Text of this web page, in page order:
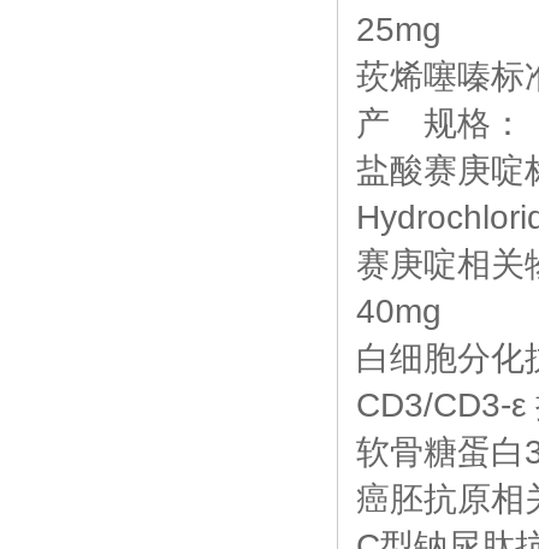
25mg
莰烯噻嗪
产 规格
盐酸赛庚
赛庚啶相
40mg
白细胞分
CD3/CD3-
软骨糖蛋
癌胚抗原